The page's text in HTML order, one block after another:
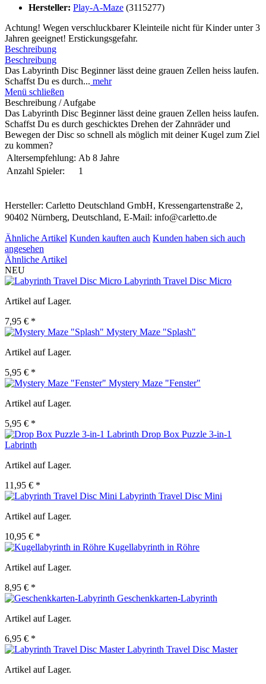
Hersteller: Play-A-Maze (3115277)
Achtung! Wegen verschluckbarer Kleinteile nicht für Kinder unter 3
Jahren geeignet! Erstickungsgefahr.
Beschreibung
Beschreibung
Das Labyrinth Disc Beginner lässt deine grauen Zellen heiss laufen.
Schaffst Du es durch... mehr
Menü schließen
Beschreibung / Aufgabe
Das Labyrinth Disc Beginner lässt deine grauen Zellen heiss laufen.
Schaffst Du es durch geschicktes Drehen der Zahnräder und
Bewegen der Disc so schnell als möglich mit deiner Kugel zum Ziel
zu kommen?
Altersempfehlung: Ab 8 Jahre
Anzahl Spieler:
1
Hersteller: Carletto Deutschland GmbH, Kressengartenstraße 2,
90402 Nürnberg, Deutschland, E-Mail: info@carletto.de
Ähnliche Artikel Kunden kauften auch Kunden haben sich auch
angesehen
Ähnliche Artikel
NEU
Labyrinth Travel Disc Micro
Artikel auf Lager.
7,95 € *
Mystery Maze "Splash"
Artikel auf Lager.
5,95 € *
Mystery Maze "Fenster"
Artikel auf Lager.
5,95 € *
Drop Box Puzzle 3-in-1
Labrinth
Artikel auf Lager.
11,95 € *
Labyrinth Travel Disc Mini
Artikel auf Lager.
10,95 € *
Kugellabyrinth in Röhre
Artikel auf Lager.
8,95 € *
Geschenkkarten-Labyrinth
Artikel auf Lager.
6,95 € *
Labyrinth Travel Disc Master
Artikel auf Lager.